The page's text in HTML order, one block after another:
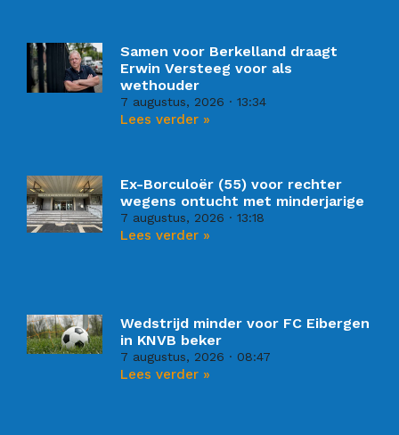
Samen voor Berkelland draagt
Erwin Versteeg voor als
wethouder
7 augustus, 2026 13:34
Lees verder »
Ex-Borculoër (55) voor rechter
wegens ontucht met minderjarige
7 augustus, 2026 13:18
Lees verder »
Wedstrijd minder voor FC Eibergen
in KNVB beker
7 augustus, 2026 08:47
Lees verder »